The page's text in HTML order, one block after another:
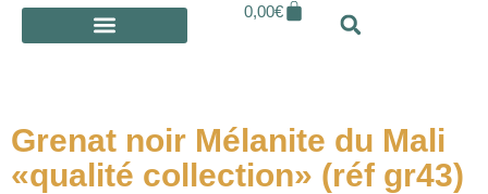
0,00€
Grenat noir Mélanite du Mali
«qualité collection» (réf gr43)